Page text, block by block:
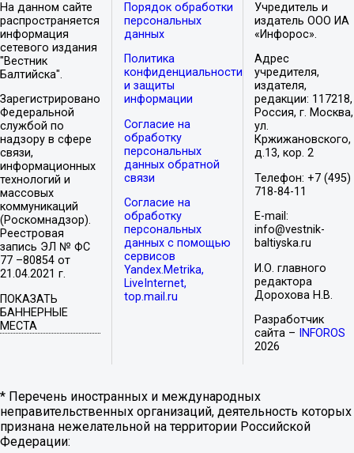
На данном сайте
распространяется
информация
сетевого издания
"Вестник
Балтийска".
Зарегистрировано
Федеральной
службой по
надзору в сфере
связи,
информационных
технологий и
массовых
коммуникаций
(Роскомнадзор).
Реестровая
запись ЭЛ № ФС
77 –80854 от
21.04.2021 г.
ПОКАЗАТЬ
БАННЕРНЫЕ
МЕСТА
Порядок обработки
персональных
данных
Политика
конфиденциальности
и защиты
информации
Согласие на
обработку
персональных
данных обратной
связи
Согласие на
обработку
персональных
данных с помощью
сервисов
Yandex.Metrika,
LiveInternet,
top.mail.ru
Учредитель и
издатель ООО ИА
«Инфорос».
Адрес
учредителя,
издателя,
редакции: 117218,
Россия, г. Москва,
ул.
Кржижановского,
д.13, кор. 2
Телефон: +7 (495)
718-84-11
E-mail:
info@vestnik-
baltiyska.ru
И.О. главного
редактора
Дорохова Н.В.
Разработчик
сайта –
INFOROS
2026
* Перечень иностранных и международных
неправительственных организаций, деятельность которых
признана нежелательной на территории Российской
Федерации: